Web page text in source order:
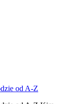
od A-Z